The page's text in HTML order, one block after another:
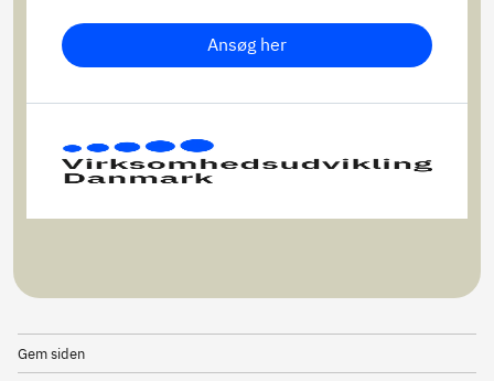
Ansøg her
Gem siden